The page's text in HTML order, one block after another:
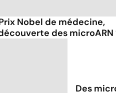
Nobel de médecine,
des microARN
Des